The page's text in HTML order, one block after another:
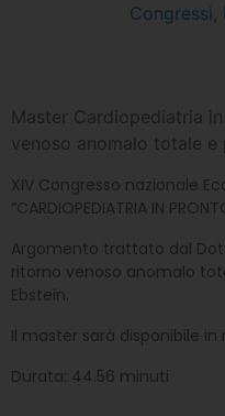
Congressi,
Master Cardiopediatria
venoso anomalo totale e
XIV Congresso nazionale
“CARDIOPEDIATRIA IN
Argomento trattato dal
ritorno venoso anomalo
Ebstein.
Il master sarà disponibile in
Durata: 44.56 minuti